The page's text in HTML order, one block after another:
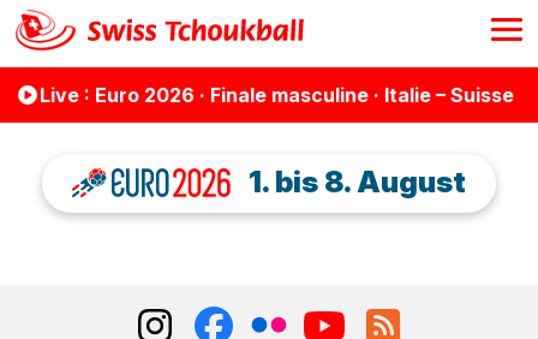
Live : Euro 2026 · Finale masculine · Italie – Suisse
1. bis 8. August